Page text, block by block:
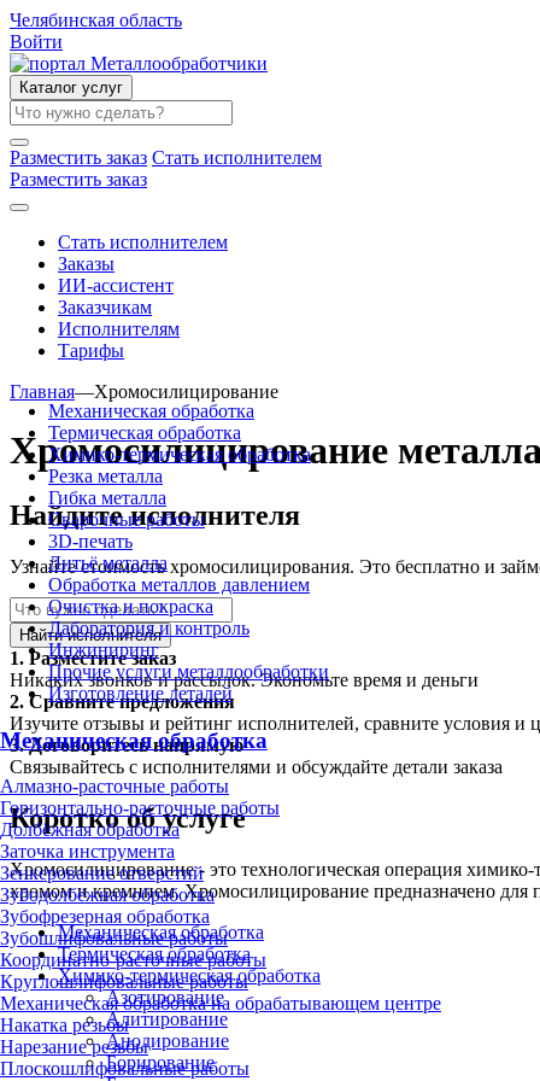
Челябинская область
Войти
Каталог услуг
Разместить заказ Стать исполнителем
Разместить заказ
Стать исполнителем
Заказы
ИИ-ассистент
Заказчикам
Исполнителям
Тарифы
Механическая обработка
Термическая обработка
Химико-термическая обработка
Резка металла
Гибка металла
Сварочные работы
3D-печать
Литьё металла
Обработка металлов давлением
Очистка и покраска
Лаборатория и контроль
Инжиниринг
Прочие услуги металлообработки
Изготовление деталей
Механическая обработка
Алмазно-расточные работы
Горизонтально-расточные работы
Долбёжная обработка
Заточка инструмента
Зенкерование отверстий
Зубодолбёжная обработка
Зубофрезерная обработка
Зубошлифовальные работы
Координатно-расточные работы
Круглошлифовальные работы
Механическая обработка на обрабатывающем центре
Накатка резьбы
Нарезание резьбы
Плоскошлифовальные работы
Главная—Хромосилицирование
Хромосилицирование
Найдите исполнителя
Узнайте стоимость хромосилицирования. Это бесплатно и
Найти исполнителя
1. Разместите заказ
Никаких звонков и рассылок. Экономьте время и деньги
2. Сравните предложения
Изучите отзывы и рейтинг исполнителей, сравните условия и
3.Договоритесь напрямую
Связывайтесь с исполнителями и обсуждайте детали заказа
Коротко об услуге
Хромосилицирование - это технологическая операция
хромом и кремнием. Хромосилицирование предназначено для
Механическая обработка
Термическая обработка
Химико-термическая обработка
Азотирование
Алитирование
Анодирование
Борирование